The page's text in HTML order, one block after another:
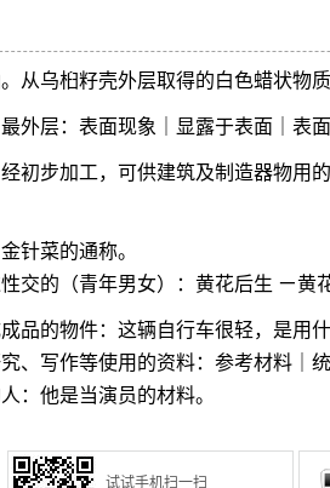
从乌桕籽壳外层取得的白色蜡状物
外层：表面现象｜显露于表面｜表
初步加工，可供建筑及制造器物用
针菜的通称。
交的（青年男女）：黄花后生 ㄧ黄
品的物件：这辆自行车很轻，是用
、写作等使用的资料：参考材料｜
：他是当演员的材料。
试试手机扫一扫